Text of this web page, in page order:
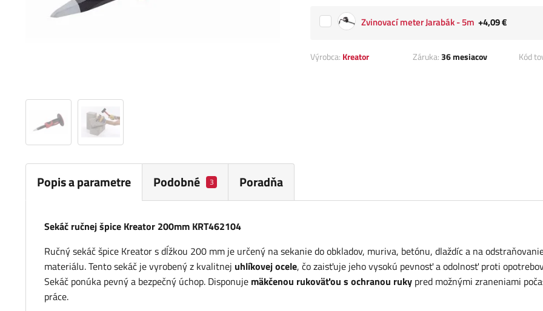
Zvinovací meter Jarabák - 5m +4,09 €
Výrobca: Kreator Záruka:36 mesiacov Kód
Popis a parametre Podobné 3 Poradňa
Sekáč ručnej špice Kreator 200mm KRT462104
Ručný sekáč špice Kreator s dĺžkou 200 mm je určený na sekanie do obkladov, muriva, betónu, dlaždíc a na
materiálu. Tento sekáč je vyrobený z kvalitnej uhlíkovej ocele, čo zaisťuje jeho vysokú pevnosť a odolnosť proti
Sekáč ponúka pevný a bezpečný úchop. Disponuje mäkčenou rukoväťou s ochranou ruky pred možnými zraneniami
práce.